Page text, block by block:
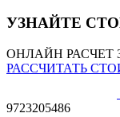
УЗНАЙТЕ
ОНЛАЙН РАСЧЕТ
РАССЧИТАТЬ
9723205486